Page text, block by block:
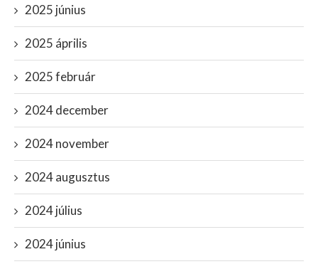
2025 június
2025 április
2025 február
2024 december
2024 november
2024 augusztus
2024 július
2024 június